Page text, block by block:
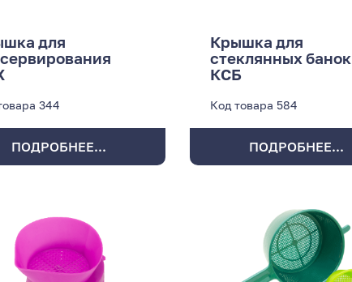
для
344
ПОДРОБНЕЕ...
Крышка для
стеклянных банок
КСБ
Код товара 584
ПОДРОБНЕЕ...